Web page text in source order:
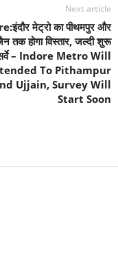
Next article
मेट्रो का पीथमपुर और
तक होगा विस्तार, जल्दी शुरू
सर्वे – Indore Metro Will
To Pithampur
Ujjain, Survey Will
Start Soon